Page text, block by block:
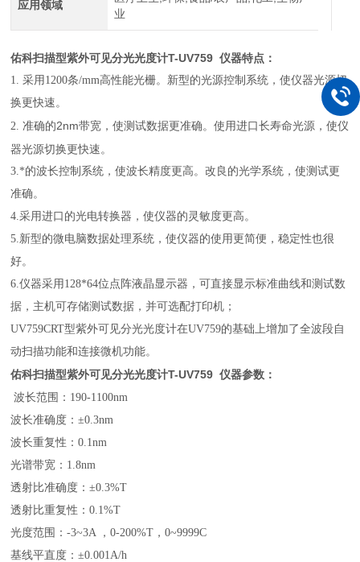
应用领域
业
佑科扫描型紫外可见分光光度计T-UV759 仪器特点：
1. 采用1200条/mm高性能光栅。新型的光源控制系统，使仪器光源切
换更快速。
2. 准确的2nm带宽，使测试数据更准确。使用进口长寿命光源，使仪
器光源切换更快速。
3.*的波长控制系统，使波长精度更高。改良的光学系统，使测试更
准确。
4.采用进口的光电转换器，使仪器的灵敏度更高。
5.新型的微电脑数据处理系统，使仪器的使用更简便，稳定性也很
好。
6.仪器采用128*64位点阵液晶显示器，可直接显示标准曲线和测试数
据，主机可存储测试数据，并可选配打印机；
UV759CRT型紫外可见分光光度计在UV759的基础上增加了全波段自
动扫描功能和连接微机功能。
佑科扫描型紫外可见分光光度计T-UV759 仪器参数：
波长范围：190-1100nm
波长准确度：±0.3nm
波长重复性：0.1nm
光谱带宽：1.8nm
透射比准确度：±0.3%T
透射比重复性：0.1%T
光度范围：-3~3A ，0-200%T，0~9999C
基线平直度：±0.001A/h